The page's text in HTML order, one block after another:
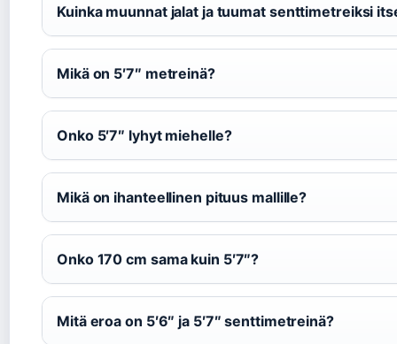
Kuinka muunnat jalat ja tuumat senttimetreiksi
Mikä on 5′7″ metreinä?
Onko 5′7″ lyhyt miehelle?
Mikä on ihanteellinen pituus mallille?
Onko 170 cm sama kuin 5′7″?
Mitä eroa on 5′6″ ja 5′7″ senttimetreinä?